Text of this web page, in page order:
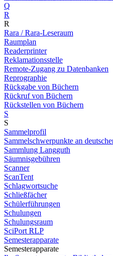
Q
R
R
Rara / Rara-Leseraum
Raumplan
Readerprinter
Reklamationsstelle
Remote-Zugang zu Datenbanken
Reprographie
Rückgabe von Büchern
Rückruf von Büchern
Rückstellen von Büchern
S
S
Sammelprofil
Sammelschwerpunkte an
Sammlung Langguth
Säumnisgebühren
Scanner
ScanTent
Schlagwortsuche
Schließfächer
Schülerführungen
Schulungen
Schulungsraum
SciPort RLP
Semesterapparate
Semesterapparate